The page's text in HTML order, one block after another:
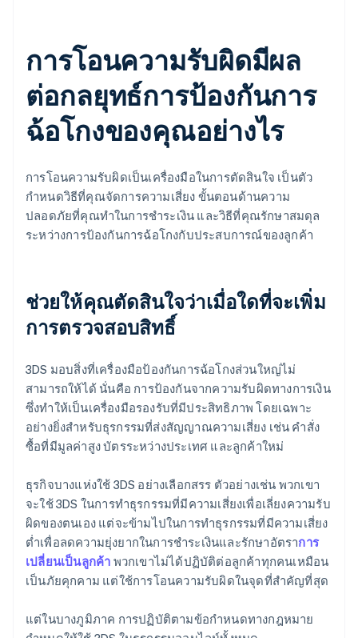
การโอนความรับผิดมีผล
ต่อกลยุทธ์การป้องกันการ
ฉ้อโกงของคุณอย่างไร
การโอนความรับผิดเป็นเครื่องมือในการตัดสินใจ เป็นตัว
กำหนดวิธีที่คุณจัดการความเสี่ยง ขั้นตอนด้านความ
ปลอดภัยที่คุณทำในการชำระเงิน และวิธีที่คุณรักษาสมดุล
ระหว่างการป้องกันการฉ้อโกงกับประสบการณ์ของลูกค้า
ช่วยให้คุณตัดสินใจว่าเมื่อใดที่จะเพิ่ม
การตรวจสอบสิทธิ์
3DS มอบสิ่งที่เครื่องมือป้องกันการฉ้อโกงส่วนใหญ่ไม่
สามารถให้ได้ นั่นคือ การป้องกันจากความรับผิดทางการเงิน
ซึ่งทำให้เป็นเครื่องมือรองรับที่มีประสิทธิภาพ โดยเฉพาะ
อย่างยิ่งสำหรับธุรกรรมที่ส่งสัญญาณความเสี่ยง เช่น คำสั่ง
ซื้อที่มีมูลค่าสูง บัตรระหว่างประเทศ และลูกค้าใหม่
ธุรกิจบางแห่งใช้ 3DS อย่างเลือกสรร ตัวอย่างเช่น พวกเขา
จะใช้ 3DS ในการทำธุรกรรมที่มีความเสี่ยงเพื่อเลี่ยงความรับ
ผิดของตนเอง แต่จะข้ามไปในการทำธุรกรรมที่มีความเสี่ยง
ต่ำเพื่อลดความยุ่งยากในการชำระเงินและรักษาอัตราการ
เปลี่ยนเป็นลูกค้า พวกเขาไม่ได้ปฏิบัติต่อลูกค้าทุกคนเหมือน
เป็นภัยคุกคาม แต่ใช้การโอนความรับผิดในจุดที่สำคัญที่สุด
แต่ในบางภูมิภาค การปฏิบัติตามข้อกำหนดทางกฎหมาย